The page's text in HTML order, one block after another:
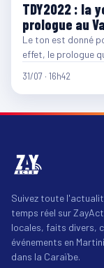
TDY2022 : la
prologue au
Le ton est donné
effet, le prologue
31/07 · 16h42
Suivez toute
temps réel sur
locales, faits divers,
événements en
dans la Caraïbe.